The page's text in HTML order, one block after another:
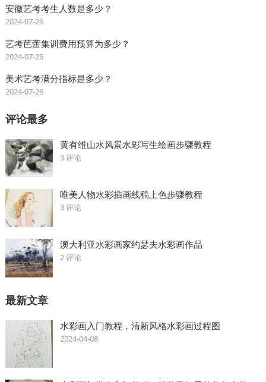
安徽艺考考生人数是多少？
2024-07-26
艺考芭蕾集训费用预算为多少？
2024-07-26
美术艺考满分指标是多少？
2024-07-26
评论最多
黄有维山水风景水彩写生绘画步骤教程
3 评论
唯美人物水彩插画线稿上色步骤教程
3 评论
澳大利亚水彩画家约瑟夫水彩画作品
2 评论
最新文章
水彩画入门教程，清新风格水彩画过程图
2024-04-08